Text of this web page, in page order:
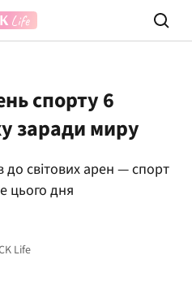
спорту 6
заради миру
до світових арен — спорт
цього дня
Life